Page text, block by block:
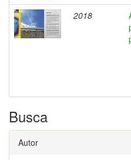
2018
Busca
Autor